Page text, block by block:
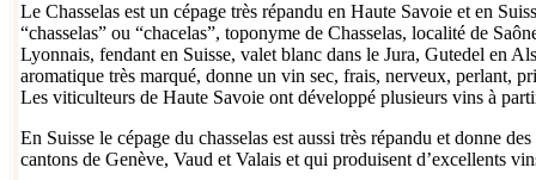
Le Chasselas est un cépage très répandu en Haute Savoie et en
“chasselas” ou “chacelas”, toponyme de Chasselas, localité de
Lyonnais, fendant en Suisse, valet blanc dans le Jura, Gutedel en
aromatique très marqué, donne un vin sec, frais, nerveux, perlant,
Les viticulteurs de Haute Savoie ont développé plusieurs vins à
En Suisse le cépage du chasselas est aussi très répandu et donne
cantons de Genève, Vaud etValais et qui produisent d’excellents